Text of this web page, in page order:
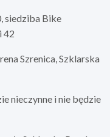
siedziba Bike
42
Szrenica, Szklarska
nieczynne i nie będzie